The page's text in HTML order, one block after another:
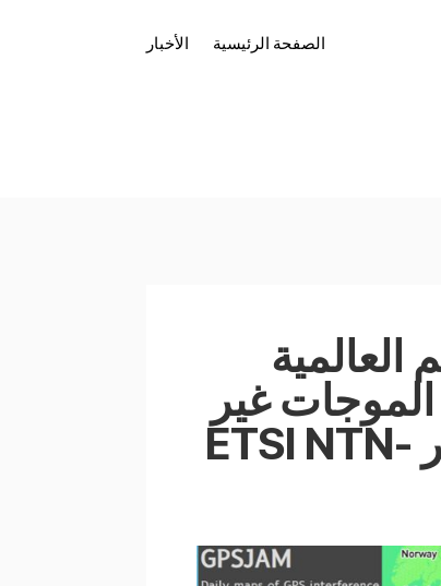
الصفحة الرئيسية الأخبار
غير
المتزامنة: رؤى من مؤتمر ETSI NTN-